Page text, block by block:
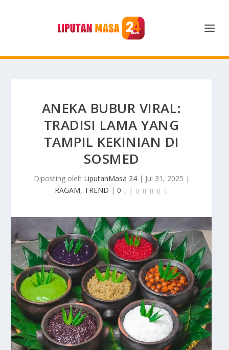
ANEKA BUBUR VIRAL:
TRADISI LAMA YANG
TAMPIL KEKINIAN DI
SOSMED
Diposting oleh LiputanMasa 24| Jul 31, 2025 |
RAGAM, TREND | 0 |